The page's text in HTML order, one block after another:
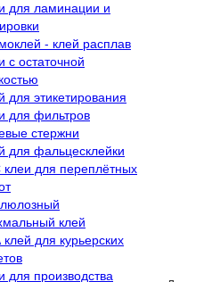
для ламинации и
- клей расплав
с остаточной
для этикетирования
для фильтров
стержни
для фальцесклейки
для переплётных
клей
клей для курьерских
для производства